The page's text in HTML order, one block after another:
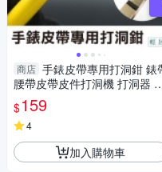
商店 手錶皮帶專用打洞鉗 錶
腰帶皮帶皮件打洞機 打洞器
洞鉗子 打孔鉗子 雞眼鉗-輕居
家8098
$159
4
加入購物車